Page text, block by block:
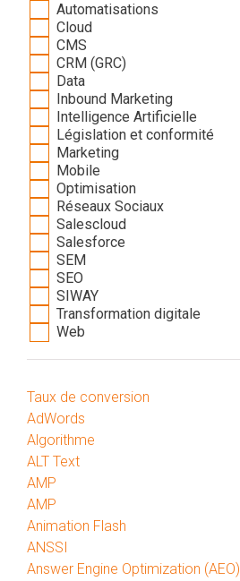
Automatisations
Cloud
CMS
CRM (GRC)
Data
Inbound Marketing
Intelligence Artificielle
Législation et conformité
Marketing
Mobile
Optimisation
Réseaux Sociaux
Salescloud
Salesforce
SEM
SEO
SIWAY
Transformation digitale
Web
Taux de conversion
AdWords
Algorithme
ALT Text
AMP
AMP
Animation Flash
ANSSI
Answer Engine Optimization (AEO)